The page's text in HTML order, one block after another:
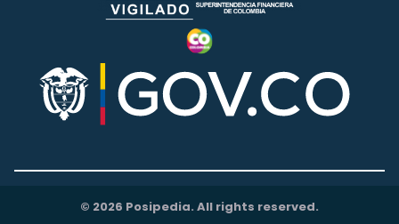
© 2026 Posipedia. All rights reserved.